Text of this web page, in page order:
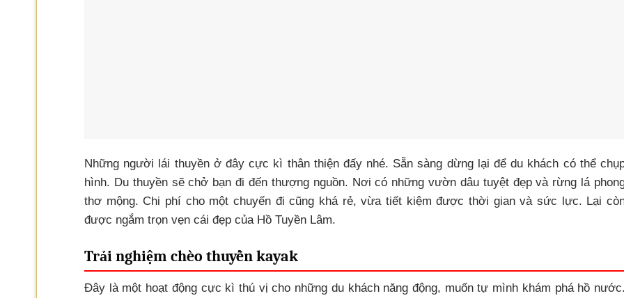
Những người lái thuyền ở đây cực kì thân thiện đấy nhé. Sẵn sàng dừng lại để du khách có thể
hình. Du thuyền sẽ chở bạn đi đến thượng nguồn. Nơi có những vườn dâu tuyệt đẹp và rừng lá
thơ mộng. Chi phí cho một chuyến đi cũng khá rẻ, vừa tiết kiệm được thời gian và sức lực. Lại
được ngắm trọn vẹn cái đẹp của Hồ Tuyền Lâm.
Trải nghiệm chèo thuyền kayak
Đây là một hoạt động cực kì thú vị cho những du khách năng động, muốn tự mình khám phá hồ nước.